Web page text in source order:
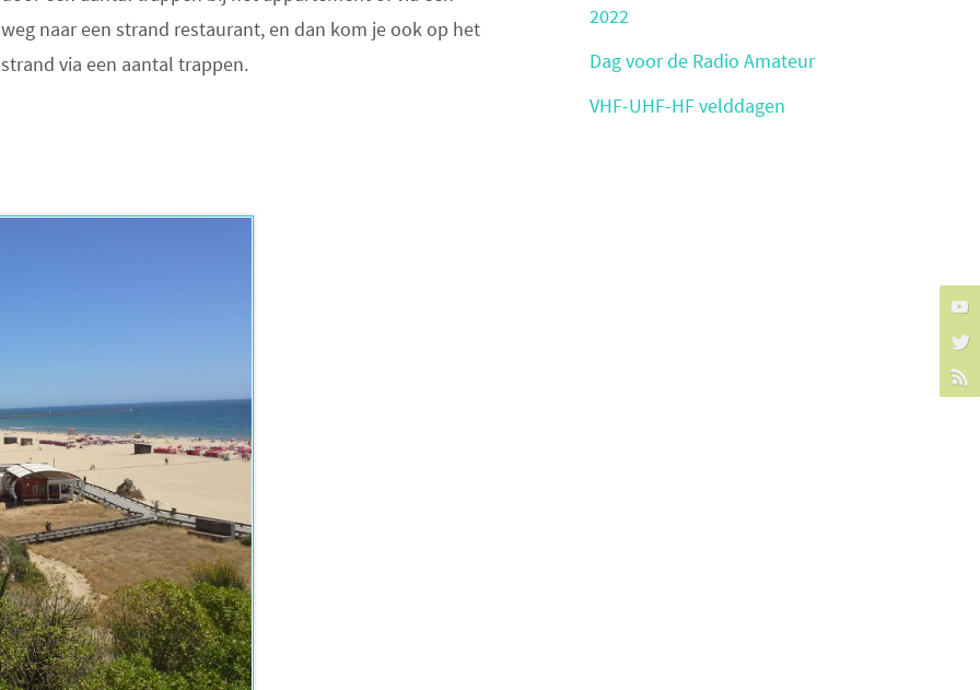
weg naar een strand restaurant, en dan kom je ook op het
strand via een aantal trappen.
2022
Dag voor de Radio Amateur
VHF-UHF-HF velddagen